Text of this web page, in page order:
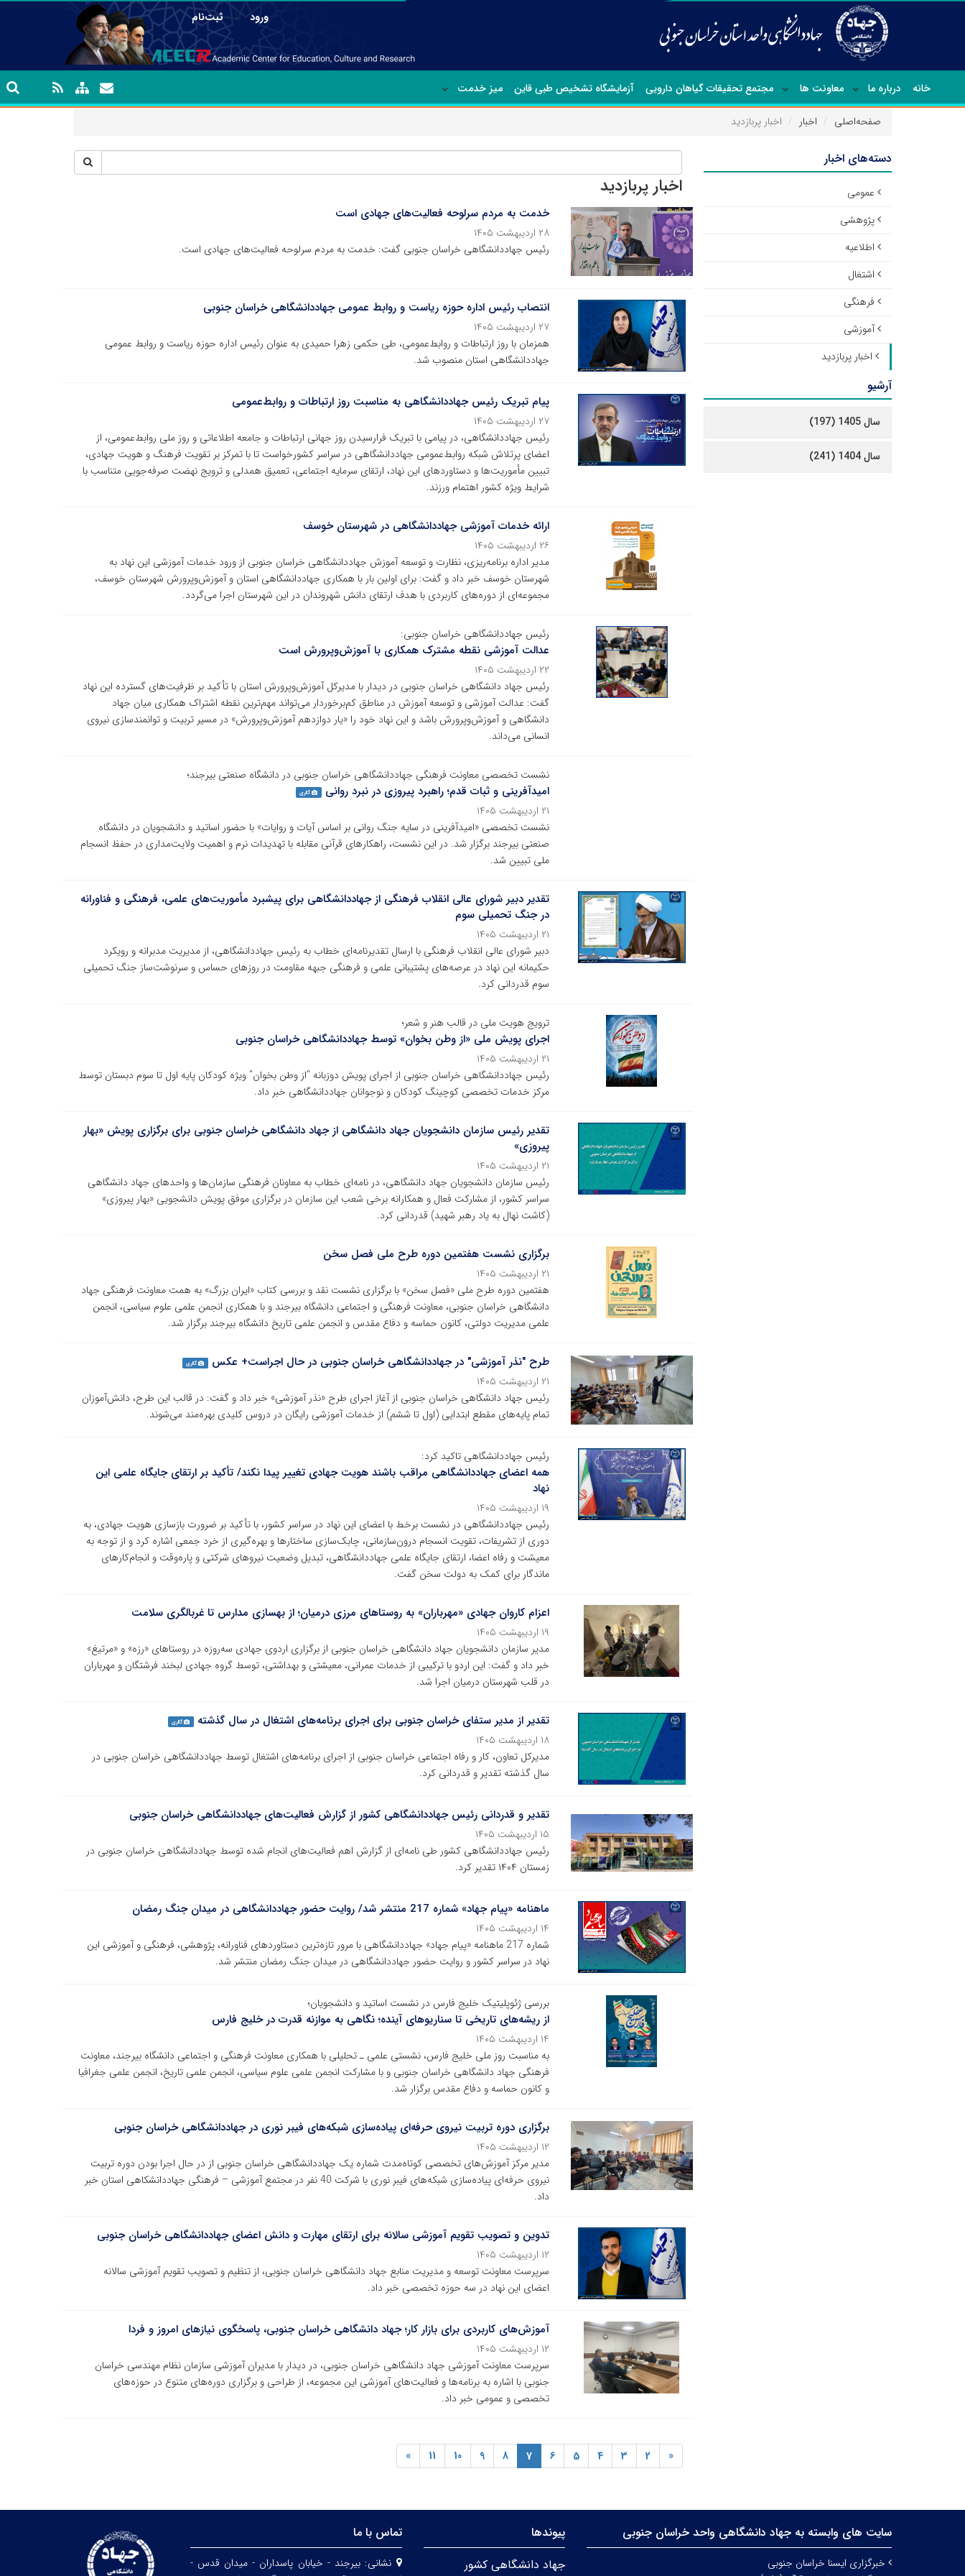
ورود | ثبت‌نام
خانه درباره ما معاونت ها مجتمع تحقیقات گیاهان دارویی آزمایشگاه تشخیص طبی قاین میز خدمت
صفحه‌اصلی اخبار اخبار پربازدید
اخبار پربازدید
خدمت به مردم سرلوحه فعالیت‌های جهادی است
۲۸ اردیبهشت ۱۴۰۵
رئیس جهاددانشگاهی خراسان جنوبی گفت: خدمت به مردم سرلوحه فعالیت‌های جهادی است.
انتصاب رئیس اداره حوزه ریاست و روابط عمومی جهاددانشگاهی خراسان جنوبی
۲۷ اردیبهشت ۱۴۰۵
همزمان با روز ارتباطات و روابط‌عمومی، طی حکمی زهرا حمیدی به عنوان رئیس اداره حوزه ریاست و روابط عمومی
جهاددانشگاهی استان منصوب شد.
پیام تبریک رئیس جهاددانشگاهی به مناسبت روز ارتباطات و روابط‌عمومی
۲۷ اردیبهشت ۱۴۰۵
رئیس جهاددانشگاهی، در پیامی با تبریک فرارسیدن روز جهانی ارتباطات و جامعه اطلاعاتی و روز ملی روابط‌عمومی، از
اعضای پرتلاش شبکه روابط‌عمومی جهاددانشگاهی در سراسر کشورخواست تا با تمرکز بر تقویت فرهنگ و هویت جهادی،
تبیین مأموریت‌ها و دستاوردهای این نهاد، ارتقای سرمایه اجتماعی، تعمیق همدلی و ترویج نهضت صرفه‌جویی متناسب با
شرایط ویژه کشور اهتمام ورزند.
ارائه خدمات آموزشی جهاددانشگاهی در شهرستان خوسف
۲۶ اردیبهشت ۱۴۰۵
مدیر اداره برنامه‌ریزی، نظارت و توسعه آموزش جهاددانشگاهی خراسان جنوبی از ورود خدمات آموزشی این نهاد به
شهرستان خوسف خبر داد و گفت: برای اولین بار با همکاری جهاددانشگاهی استان و آموزش‌وپرورش شهرستان خوسف،
مجموعه‌ای از دوره‌های کاربردی با هدف ارتقای دانش شهروندان در این شهرستان اجرا می‌گردد.
رئیس جهاددانشگاهی خراسان جنوبی:
عدالت آموزشی نقطه مشترک همکاری با آموزش‌وپرورش است
۲۲ اردیبهشت ۱۴۰۵
رئیس جهاد دانشگاهی خراسان جنوبی در دیدار با مدیرکل آموزش‌وپرورش استان با تأکید بر ظرفیت‌های گسترده این نهاد
گفت: عدالت آموزشی و توسعه آموزش در مناطق کم‌برخوردار می‌تواند مهم‌ترین نقطه اشتراک همکاری میان جهاد
دانشگاهی و آموزش‌وپرورش باشد و این نهاد خود را «یار دوازدهم آموزش‌وپرورش» در مسیر تربیت و توانمندسازی نیروی
انسانی می‌داند.
نشست تخصصی معاونت فرهنگی جهاددانشگاهی خراسان جنوبی در دانشگاه صنعتی بیرجند؛
امیدآفرینی و ثبات قدم؛ راهبرد پیروزی در نبرد روانی گالری
۲۱ اردیبهشت ۱۴۰۵
نشست تخصصی «امیدآفرینی در سایه جنگ روانی بر اساس آیات و روایات» با حضور اساتید و دانشجویان در دانشگاه
صنعتی بیرجند برگزار شد. در این نشست، راهکارهای قرآنی مقابله با تهدیدات نرم و اهمیت ولایت‌مداری در حفظ انسجام
ملی تبیین شد.
تقدیر دبیر شورای عالی انقلاب فرهنگی از جهاددانشگاهی برای پیشبرد مأموریت‌های علمی، فرهنگی و فناورانه
در جنگ تحمیلی سوم
۲۱ اردیبهشت ۱۴۰۵
دبیر شورای عالی انقلاب فرهنگی با ارسال تقدیرنامه‌ای خطاب به رئیس جهاددانشگاهی، از مدیریت مدبرانه و رویکرد
حکیمانه این نهاد در عرصه‌های پشتیبانی علمی و فرهنگی جبهه مقاومت در روزهای حساس و سرنوشت‌ساز جنگ تحمیلی
سوم قدردانی کرد.
ترویج هویت ملی در قالب هنر و شعر؛
اجرای پویش ملی «از وطن بخوان» توسط جهاددانشگاهی خراسان جنوبی
۲۱ اردیبهشت ۱۴۰۵
رئیس جهاددانشگاهی خراسان جنوبی از اجرای پویش دوزبانه "از وطن بخوان" ویژه کودکان پایه اول تا سوم دبستان توسط
مرکز خدمات تخصصی کوچینگ کودکان و نوجوانان جهاددانشگاهی خبر داد.
تقدیر رئیس سازمان دانشجویان جهاد دانشگاهی از جهاد دانشگاهی خراسان جنوبی برای برگزاری پویش «بهار
پیروزی»
۲۱ اردیبهشت ۱۴۰۵
رئیس سازمان دانشجویان جهاد دانشگاهی، در نامه‌ای خطاب به معاونان فرهنگی سازمان‌ها و واحدهای جهاد دانشگاهی
سراسر کشور، از مشارکت فعال و همکارانه برخی شعب این سازمان در برگزاری موفق پویش دانشجویی «بهار پیروزی»
(کاشت نهال به یاد رهبر شهید) قدردانی کرد.
برگزاری نشست هفتمین دوره طرح ملی فصل سخن
۲۱ اردیبهشت ۱۴۰۵
هفتمین دوره طرح ملی «فصل سخن» با برگزاری نشست نقد و بررسی کتاب «ایران بزرگ» به همت معاونت فرهنگی جهاد
دانشگاهی خراسان جنوبی، معاونت فرهنگی و اجتماعی دانشگاه بیرجند و با همکاری انجمن علمی علوم سیاسی، انجمن
علمی مدیریت دولتی، کانون حماسه و دفاع مقدس و انجمن علمی تاریخ دانشگاه بیرجند برگزار شد.
طرح "نذر آموزشی" در جهاددانشگاهی خراسان جنوبی در حال اجراست+ عکس گالری
۲۱ اردیبهشت ۱۴۰۵
رئیس جهاد دانشگاهی خراسان جنوبی از آغاز اجرای طرح «نذر آموزشی» خبر داد و گفت: در قالب این طرح، دانش‌آموزان
تمام پایه‌های مقطع ابتدایی (اول تا ششم) از خدمات آموزشی رایگان در دروس کلیدی بهره‌مند می‌شوند.
رئیس جهاددانشگاهی تاکید کرد:
همه اعضای جهاددانشگاهی مراقب باشند هویت جهادی تغییر پیدا نکند/ تأکید بر ارتقای جایگاه علمی این
نهاد
۱۹ اردیبهشت ۱۴۰۵
رئیس جهاددانشگاهی در نشست برخط با اعضای این نهاد در سراسر کشور، با تأکید بر ضرورت بازسازی هویت جهادی، به
دوری از تشریفات، تقویت انسجام درون‌سازمانی، چابک‌سازی ساختارها و بهره‌گیری از خرد جمعی اشاره کرد و از توجه به
معیشت و رفاه اعضا، ارتقای جایگاه علمی جهاددانشگاهی، تبدیل وضعیت نیروهای شرکتی و پاره‌وقت و انجام‌کارهای
ماندگار برای کمک به دولت سخن گفت.
اعزام کاروان جهادی «مهرباران» به روستاهای مرزی درمیان؛ از بهسازی مدارس تا غربالگری سلامت
۱۹ اردیبهشت ۱۴۰۵
مدیر سازمان دانشجویان جهاد دانشگاهی خراسان جنوبی از برگزاری اردوی جهادی سه‌روزه در روستاهای «رزه» و «مرتیغ»
خبر داد و گفت: این اردو با ترکیبی از خدمات عمرانی، معیشتی و بهداشتی، توسط گروه جهادی لبخند فرشتگان و مهرباران
در قلب شهرستان درمیان اجرا شد.
تقدیر از مدیر ستفای خراسان جنوبی برای اجرای برنامه‌های اشتغال در سال گذشته گالری
۱۸ اردیبهشت ۱۴۰۵
مدیرکل تعاون، کار و رفاه اجتماعی خراسان جنوبی از اجرای برنامه‌های اشتغال توسط جهاددانشگاهی خراسان جنوبی در
سال گذشته تقدیر و قدردانی کرد.
تقدیر و قدردانی رئیس جهاددانشگاهی کشور از گزارش فعالیت‌های جهاددانشگاهی خراسان جنوبی
۱۵ اردیبهشت ۱۴۰۵
رئیس جهاددانشگاهی کشور طی نامه‌ای از گزارش اهم‌ فعالیت‌های انجام شده توسط جهاددانشگاهی خراسان جنوبی در
زمستان ۱۴۰۴ تقدیر کرد.
ماهنامه «پیام جهاد» شماره 217 منتشر شد/ روایت حضور جهاددانشگاهی در میدان جنگ رمضان
۱۴ اردیبهشت ۱۴۰۵
شماره 217 ماهنامه «پیام جهاد» جهاددانشگاهی با مرور تازه‌ترین دستاوردهای فناورانه، پژوهشی، فرهنگی و آموزشی این
نهاد در سراسر کشور و روایت حضور جهاددانشگاهی در میدان جنگ رمضان منتشر شد.
بررسی ژئوپلیتیک خلیج فارس در نشست اساتید و دانشجویان؛
از ریشه‌های تاریخی تا سناریوهای آینده؛ نگاهی به موازنه قدرت در خلیج فارس
۱۴ اردیبهشت ۱۴۰۵
به مناسبت روز ملی خلیج فارس، نشستی علمی ـ تحلیلی با همکاری معاونت فرهنگی و اجتماعی دانشگاه بیرجند، معاونت
فرهنگی جهاد دانشگاهی خراسان جنوبی و با مشارکت انجمن علمی علوم سیاسی، انجمن علمی تاریخ، انجمن علمی جغرافیا
و کانون حماسه و دفاع مقدس برگزار شد.
برگزاری دوره تربیت نیروی حرفه‌ای پیاده‌سازی شبکه‌های فیبر نوری در جهاددانشگاهی خراسان جنوبی
۱۲ اردیبهشت ۱۴۰۵
مدیر مرکز آموزش‌های تخصصی کوتاه‌مدت شماره یک جهاددانشگاهی خراسان جنوبی از در حال اجرا بودن دوره تربیت
نیروی حرفه‌ای پیاده‌سازی شبکه‌های فیبر نوری با شرکت 40 نفر در مجتمع آموزشی – فرهنگی جهاددانشکاهی استان خبر
داد.
تدوین و تصویب تقویم آموزشی سالانه برای ارتقای مهارت و دانش اعضای جهاددانشگاهی خراسان جنوبی
۱۲ اردیبهشت ۱۴۰۵
سرپرست معاونت توسعه و مدیریت منابع جهاد دانشگاهی خراسان جنوبی، از تنظیم و تصویب تقویم آموزشی سالانه
اعضای این نهاد در سه حوزه تخصصی خبر داد.
آموزش‌های کاربردی برای بازار کار؛ جهاد دانشگاهی خراسان جنوبی، پاسخگوی نیازهای امروز و فردا
۱۲ اردیبهشت ۱۴۰۵
سرپرست معاونت آموزشی جهاد دانشگاهی خراسان جنوبی، در دیدار با مدیران آموزشی سازمان نظام مهندسی خراسان
جنوبی با اشاره به برنامه‌ها و فعالیت‌های آموزشی این مجموعه، از طراحی و برگزاری دوره‌های متنوع در حوزه‌های
تخصصی و عمومی خبر داد.
«
2
3
4
5
6
7
8
9
10
11
»
دسته‌های اخبار
عمومی
پژوهشی
اطلاعیه
اشتغال
فرهنگی
آموزشی
اخبار پربازدید
آرشیو
سال 1405 (197)
سال 1404 (241)
سایت های وابسته به جهاد دانشگاهی واحد خراسان جنوبی
خبرگزاری ایسنا خراسان جنوبی
پیوندها
جهاد دانشگاهی کشور
تماس با ما
نشانی: بیرجند - خیابان پاسداران - میدان قدس -